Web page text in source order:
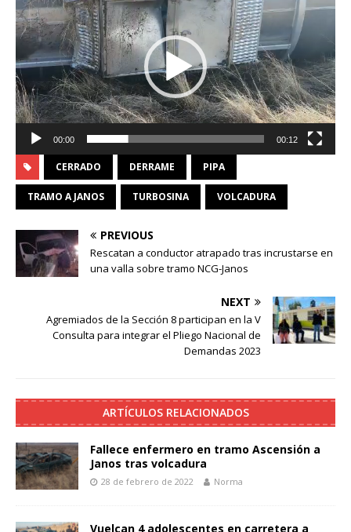
de
vídeo
00:00 00:12
CERRADO DERRAME PIPA
TRAMO A JANOS TURBOSINA VOLCADURA
PREVIOUS
Rescatan a conductor atrapado tras incrustarse en
una valla sobre tramo NCG-Janos
NEXT
Agremiados de la Sección 8 participan en la V
Consulta para integrar el Pliego Nacional de
Demandas 2023
ARTÍCULOS RELACIONADOS
Fallece enfermero en tramo Ascensión a
Janos tras volcadura
28 de febrero de 2022 Norma
Vuelcan 4 adolescentes en carretera a